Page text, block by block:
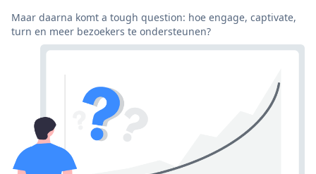
Maar daarna komt a tough question: hoe engage, captivate,
turn en meer bezoekers te ondersteunen?